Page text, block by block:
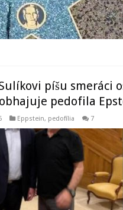
píšu smeráci
pedofila
Eppstein, pedofília 7